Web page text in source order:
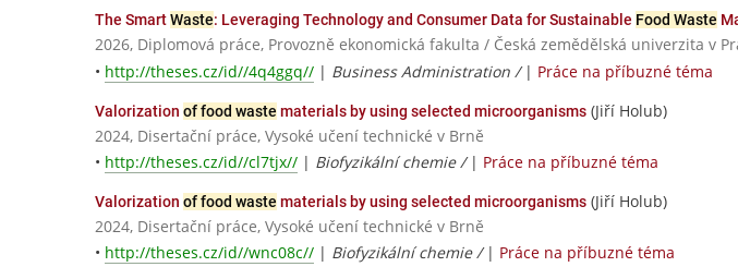
The SmartWaste: Leveraging Technology and Consumer Data for Sustainable Food Waste
2026, Diplomová práce, Provozně ekonomická fakulta / Česká zemědělská univerzita v
• http://theses.cz/id//4q4ggq// | Business Administration / | Práce na příbuzné téma
Valorization of food waste materials by using selected microorganisms (Jiří Holub)
2024, Disertační práce, Vysoké učení technické v Brně
• http://theses.cz/id//cl7tjx// | Biofyzikální chemie / | Práce na příbuzné téma
Valorization of food waste materials by using selected microorganisms (Jiří Holub)
2024, Disertační práce, Vysoké učení technické v Brně
• http://theses.cz/id//wnc08c// | Biofyzikální chemie / | Práce na příbuzné téma